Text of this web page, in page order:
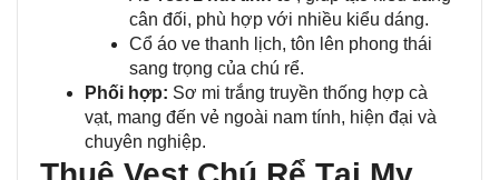
cân đối, phù hợp với nhiều kiểu dáng.
Cổ áo ve thanh lịch, tôn lên phong thái
sang trọng của chú rể.
Phối hợp: Sơ mi trắng truyền thống hợp cà
vạt, mang đến vẻ ngoài nam tính, hiện đại và
chuyên nghiệp.